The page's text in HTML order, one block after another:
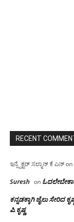
RECENT
ಇನ್ಸ್ಪೆಕ್ಟರ್ ಸಲ್ಮಾನ್ ಕೆ ಎನ್on
Suresh on
ಕನ್ನಡಕ್ಕಾಗಿ ಜೈಲು ಸೇರಿದ
ಪಿ.ಕೃಷ್ಣ